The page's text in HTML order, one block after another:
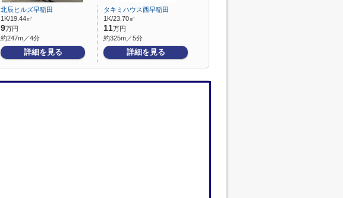
北辰ヒルズ早稲田
1K/19.44㎡
9万円
約247m／4分
詳細を見る
タキミハウス西早稲田
1K/23.70㎡
11万円
約325m／5分
詳細を見る